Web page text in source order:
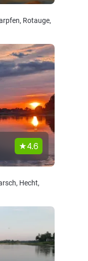
Rotauge,
4.6
Hecht,